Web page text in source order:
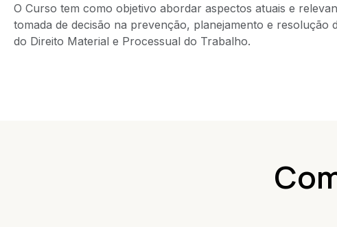
O Curso tem como objetivo abordar aspectos atuais e
tomada de decisão na prevenção, planejamento e resolução
do Direito Material e Processual do Trabalho.